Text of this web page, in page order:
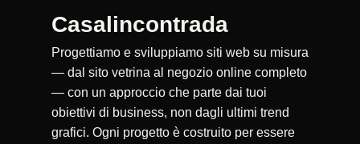
Casalincontrada
Progettiamo e sviluppiamo siti web su misura
— dal sito vetrina al negozio online completo
— con un approccio che parte dai tuoi
obiettivi di business, non dagli ultimi trend
grafici. Ogni progetto è costruito per essere